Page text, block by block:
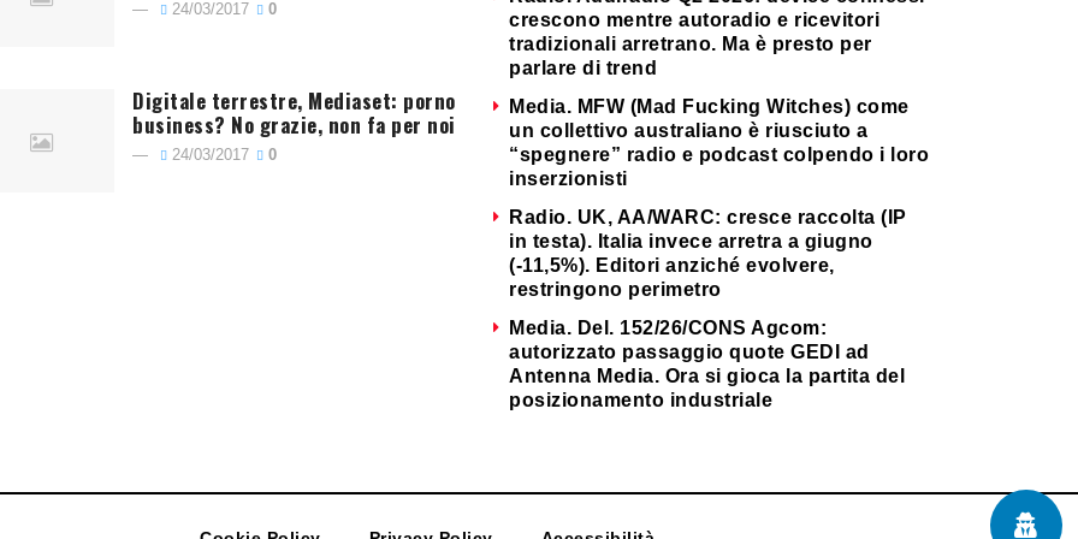
24/03/2017 0
Digitale terrestre, Mediaset: porno
business? No grazie, non fa per noi
24/03/2017 0
crescono mentre autoradio e ricevitori
tradizionali arretrano. Ma è presto per
parlare di trend
Media. MFW (Mad Fucking Witches) come
un collettivo australiano è riusciuto a
“spegnere” radio e podcast colpendo i loro
inserzionisti
Radio. UK, AA/WARC: cresce raccolta (IP
in testa). Italia invece arretra a giugno
(-11,5%). Editori anziché evolvere,
restringono perimetro
Media. Del. 152/26/CONS Agcom:
autorizzato passaggio quote GEDI ad
Antenna Media. Ora si gioca la partita del
posizionamento industriale